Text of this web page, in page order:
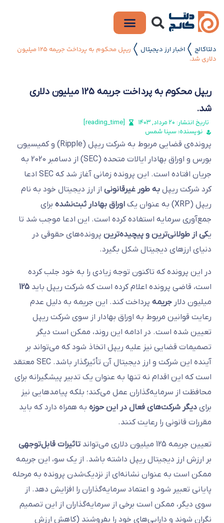
دلتاکالج اخبار ارز دیجیتال
ریپل محکوم به پرداخت جریمه 125 میلیون
دلاری شد.
ریپل محکوم به پرداخت جریمه 125 میلیون دلاری
شد.
تاریخ انتشار: ۲۰ مرداد, ۱۴۰۳
نویسنده: سینا شمس
پرونده‌ی قضایی مربوط به شرکت ریپل (Ripple) و کمیسیون
بورس و اوراق بهادار ایالات متحده (SEC) از دسامبر 2020 به
جریان افتاده است. این پرونده زمانی آغاز شد که SEC ادعا
کرد شرکت ریپل به طور غیرقانونی از ارز دیجیتال خود به نام
ریپل (XRP) به عنوان یک
اوراق بهادار ثبت‌نشده برای
جمع‌آوری سرمایه استفاده کرده است. این ادعا موجب شد تا
یکی از طولانی‌ترین و پیچیده‌ترین پرونده‌های حقوقی در
دنیای ارزهای دیجیتال شکل بگیرد.
در این پرونده که تاکنون توجه زیادی را به خود جلب کرده
است، قاضی پرونده اعلام کرده است که شرکت ریپل باید 125
میلیون دلار جریمه پرداخت کند. این جریمه به دلیل عدم
رعایت قوانین مربوط به اوراق بهادار از سوی شرکت ریپل
تعیین شده است. در ادامه این روند، ممکن است دیگر
تصمیمات قضایی نیز علیه ریپل اتخاذ شود که می‌تواند بر
آینده این شرکت و ارز دیجیتال آن تأثیرگذار باشد. SEC معتقد
است که این اقدام نه تنها به عنوان یک تدبیر پیشگیرانه برای
محافظت از سرمایه‌گذاران عمل می‌کند؛ بلکه پیامدهایی نیز
برای دیگر شرکت‌های فعال در این حوزه به همراه دارد که باید
مقررات قانونی را رعایت کنند.
تعیین جریمه 125 میلیون دلاری می‌تواند
تاثیرات قابل‌توجهی
بر ارزش ارز دیجیتال ریپل داشته باشد. از یک سو، این جریمه
ممکن است به عنوان نشانه‌ای از نزدیک‌شدن پرونده به مرحله
پایانی تعبیر شود و اعتماد سرمایه‌گذاران را افزایش دهد. از
سوی دیگر، ممکن است برخی از سرمایه‌گذاران از این تصمیم
نگران شوند و دارایی‌های خود را بفروشند (کاهش ارزش